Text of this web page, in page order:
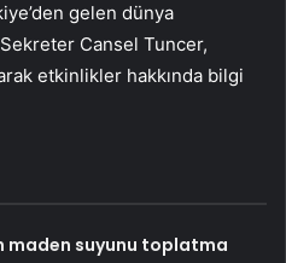
gelen dünya
Cansel Tuncer,
etkinlikler hakkında bilgi
maden suyunu toplatma